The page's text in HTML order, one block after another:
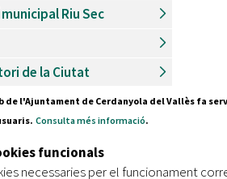
Riu Sec
de la Ciutat
de l'Ajuntament de Cerdanyola del Vallès fa
Consulta més informació.
funcionals
necessaries per el funcionament